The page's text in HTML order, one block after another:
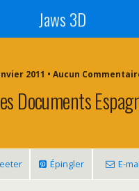
Jaws 3D
2011 • Aucun
Documents
Épingler E-